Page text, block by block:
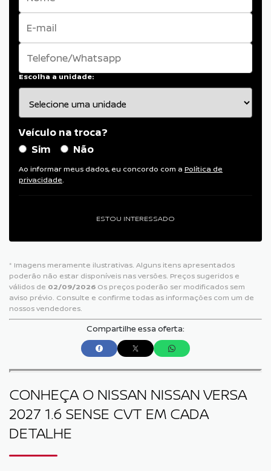
Escolha a unidade:
Veículo na troca?
Sim
Não
Ao informar meus dados, eu concordo com a Política de
privacidade.
ESTOU INTERESSADO
* Imagens meramente ilustrativas. Alguns itens apresentados
poderão não estar disponíveis nas versões. Preços sugeridos e
válidos de 02/09/2026 Os preços poderão ser modificados sem
aviso prévio. Consulte e confirme todas as informações com um de
nossos vendedores.
Compartilhe essa oferta:
CONHEÇA O NISSAN NISSAN VERSA
2027 1.6 SENSE CVT EM CADA
DETALHE